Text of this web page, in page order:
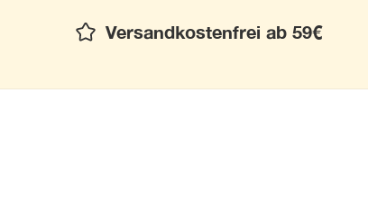
Versandkostenfrei ab 59€